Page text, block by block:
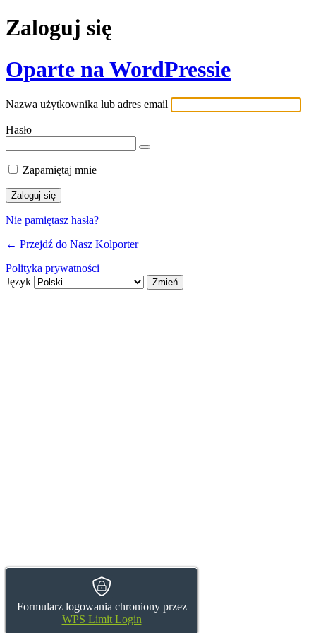
Zaloguj się
Oparte na WordPressie
Nazwa użytkownika lub adres email
Hasło
Formularz logowania chroniony przez
WPS Limit Login
Zapamiętaj mnie
Nie pamiętasz hasła?
← Przejdź do Nasz Kolporter
Polityka prywatności
Język